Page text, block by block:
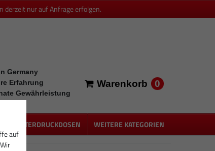
derzeit nur auf Anfrage erfolgen.
Germany
Erfahrung
Gewährleistung
Warenkorb 0
UNTERDRUCKDOSEN WEITERE KATEGORIEN
auf